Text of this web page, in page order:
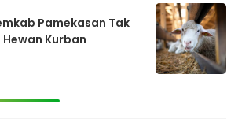
Pamekasan Tak
Kurban